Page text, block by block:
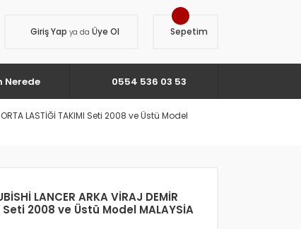
Giriş Yap ya da Üye Ol Sepetim
Nerede 0554 536 03 53
LASTİĞİ TAKIMI Seti 2008 ve Üstü Model
LANCER ARKA VİRAJ DEMİR
Seti 2008 ve Üstü Model MALAYSİA